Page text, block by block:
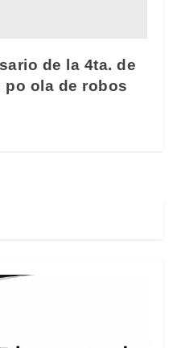
de la 4ta. de
po ola de robos